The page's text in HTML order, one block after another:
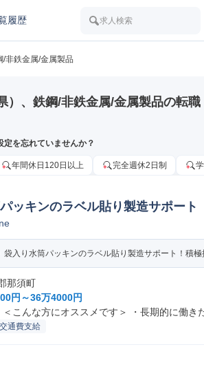
履歴 求人検索
/非鉄金属/金属製品
）、鉄鋼/非鉄金属/金属製品の転職
定を忘れていませんか？
年間休日120日以上 完全週休2日制
ッキンのラベル貼り製造サポート
袋入り水筒パッキンのラベル貼り製造サポート！積極
那須町
円～36万4000円
こんな方にオススメです＞ ・長期的に働き
交通費支給